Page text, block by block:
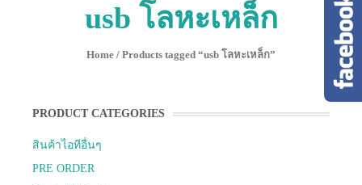
usb โลหะเหล็ก
Home / Products tagged “usb โลหะเหล็ก”
PRODUCT CATEGORIES
สินค้าไอทีอื่นๆ
PRE ORDER